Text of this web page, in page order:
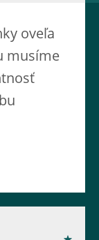
oveľa
musíme